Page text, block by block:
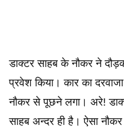
डाक्टर साहब के नौकर ने
प्रवेश किया। कार का
नौकर से पूछने लगा। अरे!
साहब अन्दर ही है। ऐसा